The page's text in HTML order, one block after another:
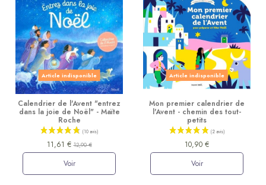
Article indisponible
Calendrier de l'Avent "entrez
dans la joie de Noël" - Maïte
Roche
11,61 €12,90 €
Voir
Article indisponible
Mon premier calendrier de
l'Avent - chemin des tout-
petits
10,90 €
Voir